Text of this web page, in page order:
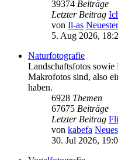
39374 Beiträge
Letzter Beitrag
von Il-as
5. Aug 2026,
Naturfotografie
Landschaftsfotos sowie
Makrofotos sind, also
haben.
6928 Themen
67675 Beiträge
Letzter Beitrag
von kabefa
30. Jul 2026,